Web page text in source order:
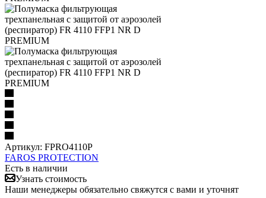
Артикул: FPRO4110P
FAROS PROTECTION
Есть в наличии
Узнать стоимость
Наши менеджеры обязательно свяжутся с вами и уточнят